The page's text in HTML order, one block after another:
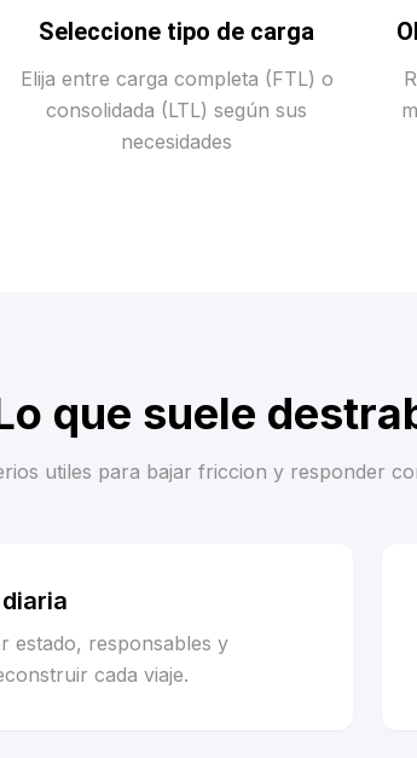
Seleccione tipo de carga
Elija entre carga completa (FTL) o
consolidada (LTL) según sus
necesidades
que suele
utiles para bajar friccion y responder
estado, responsables y
cada viaje.